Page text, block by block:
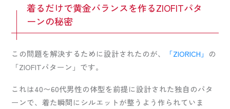
着るだけで黄金バランスを作るZIOFITパタ
ーンの秘密
この問題を解決するために設計されたのが、 「ZIORICH」 の
「ZIOFITパターン」です。
これは40〜60代男性の体型を前提に設計された独自のパタ
ーンで、着た瞬間にシルエットが整うよう作られていま